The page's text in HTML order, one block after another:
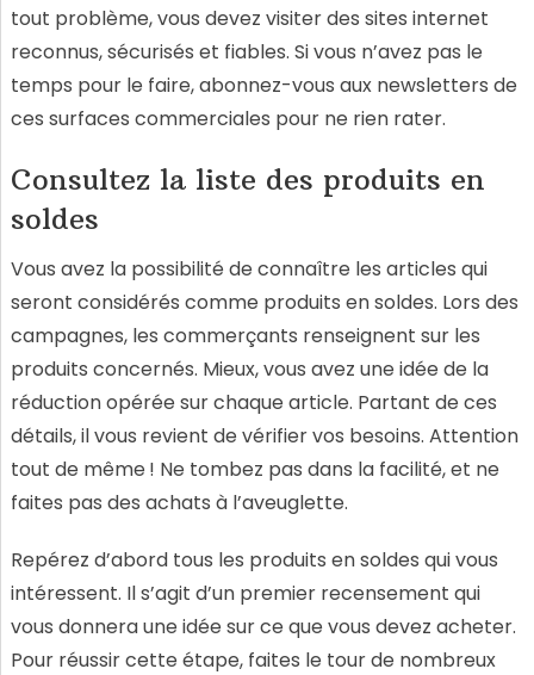
tout problème, vous devez visiter des sites internet
reconnus, sécurisés et fiables. Si vous n’avez pas le
temps pour le faire, abonnez-vous aux newsletters de
ces surfaces commerciales pour ne rien rater.
Consultez la liste des produits en
soldes
Vous avez la possibilité de connaître les articles qui
seront considérés comme produits en soldes. Lors des
campagnes, les commerçants renseignent sur les
produits concernés. Mieux, vous avez une idée de la
réduction opérée sur chaque article. Partant de ces
détails, il vous revient de vérifier vos besoins. Attention
tout de même ! Ne tombez pas dans la facilité, et ne
faites pas des achats à l’aveuglette.
Repérez d’abord tous les produits en soldes qui vous
intéressent. Il s’agit d’un premier recensement qui
vous donnera une idée sur ce que vous devez acheter.
Pour réussir cette étape, faites le tour de nombreux